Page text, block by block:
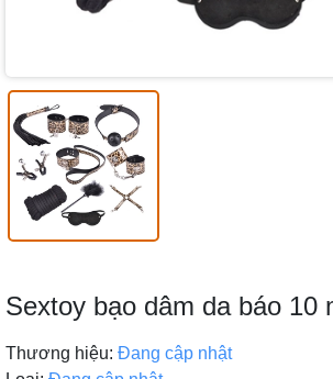
Sextoy bạo dâm da báo 10
Thương hiệu: Đang cập nhật